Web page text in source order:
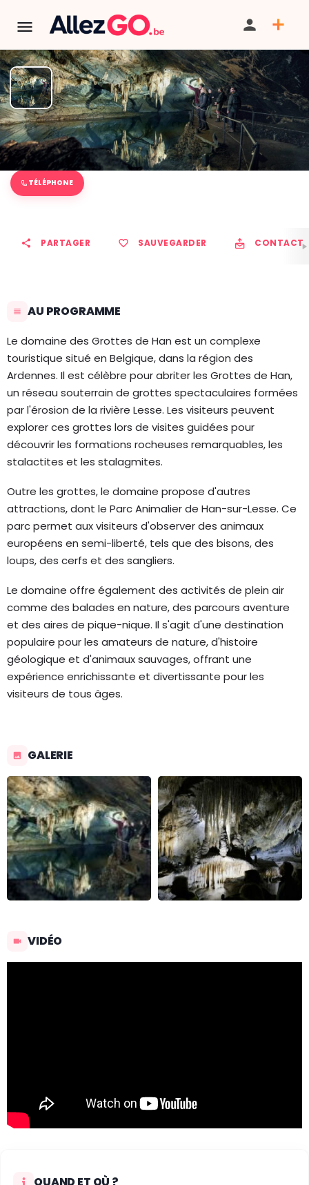
Le Domaine des Grottes de
Han
TÉLÉPHONE
PARTAGER SAUVEGARDER CONTACT
AU PROGRAMME
Le domaine des Grottes de Han est un complexe
touristique situé en Belgique, dans la région des
Ardennes. Il est célèbre pour abriter les Grottes de Han,
un réseau souterrain de grottes spectaculaires formées
par l'érosion de la rivière Lesse. Les visiteurs peuvent
explorer ces grottes lors de visites guidées pour
découvrir les formations rocheuses remarquables, les
stalactites et les stalagmites.
Outre les grottes, le domaine propose d'autres
attractions, dont le Parc Animalier de Han-sur-Lesse. Ce
parc permet aux visiteurs d'observer des animaux
européens en semi-liberté, tels que des bisons, des
loups, des cerfs et des sangliers.
Le domaine offre également des activités de plein air
comme des balades en nature, des parcours aventure
et des aires de pique-nique. Il s'agit d'une destination
populaire pour les amateurs de nature, d'histoire
géologique et d'animaux sauvages, offrant une
expérience enrichissante et divertissante pour les
visiteurs de tous âges.
GALERIE
VIDÉO
QUAND ET OÙ ?